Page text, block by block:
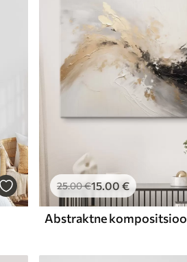
25.00€15.00 €